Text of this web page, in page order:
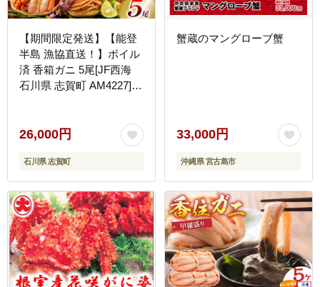
【期間限定発送】【能登
半島 漁協直送！】ボイル
済 香箱ガニ 5尾[JF西海
石川県 志賀町 AM4227]
26,000円
石川県 志賀町
蟹蔵のマングローブ蟹
33,000円
沖縄県 宮古島市